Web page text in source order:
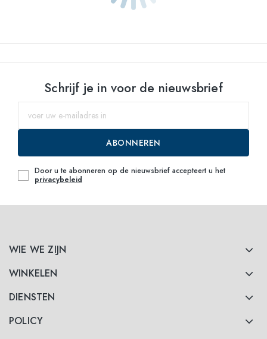
WIE WE ZIJN
WINKELEN
DIENSTEN
POLICY
Schrijf je in voor de nieuwsbrief
ABONNEREN
Door u te abonneren op de nieuwsbrief accepteert u het
privacybeleid